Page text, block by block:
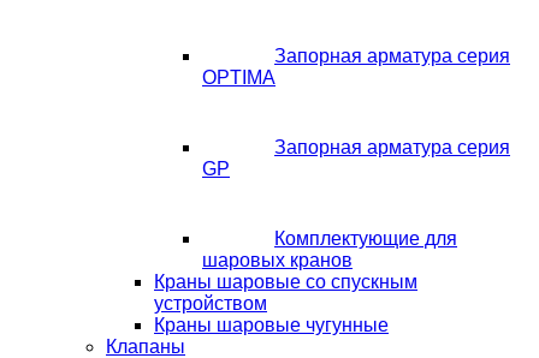
Запорная арматура серия
OPTIMA
Запорная арматура серия
GP
Комплектующие для
шаровых кранов
Краны шаровые со спускным
устройством
Краны шаровые чугунные
Клапаны